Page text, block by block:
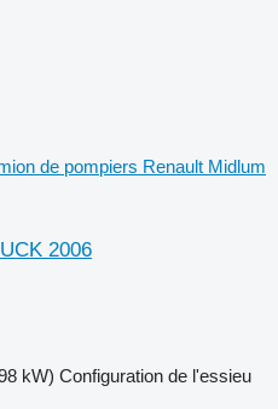
de pompiers Renault Midlum
2006
kW) Configuration de l'essieu